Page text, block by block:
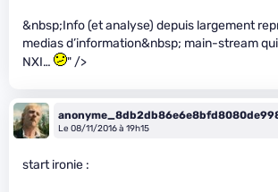
&nbsp;Info (et analyse) depuis largement
medias d’information&nbsp; main-stream
NXI…
" />
Le 08/11/2016 à 19h15
start ironie :